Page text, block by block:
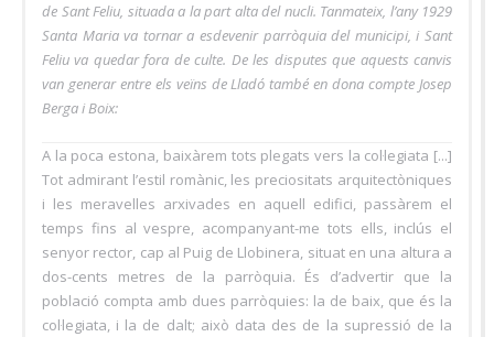
de Sant Feliu, situada a la part alta del nucli. Tanmateix, l’any 1929
Santa Maria va tornar a esdevenir parròquia del municipi, i Sant
Feliu va quedar fora de culte. De les disputes que aquests canvis
van generar entre els veïns de Lladó també en dona compte Josep
Berga i Boix:
A la poca estona, baixàrem tots plegats vers la col·legiata [...]
Tot admirant l’estil romànic, les preciositats arquitectòniques
i les meravelles arxivades en aquell edifici, passàrem el
temps fins al vespre, acompanyant-me tots ells, inclús el
senyor rector, cap al Puig de Llobinera, situat en una altura a
dos-cents metres de la parròquia. És d’advertir que la
població compta amb dues parròquies: la de baix, que és la
col·legiata, i la de dalt; això data des de la supressió de la